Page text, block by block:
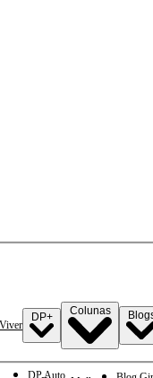
Viver
DP+
DP Auto
Colunas